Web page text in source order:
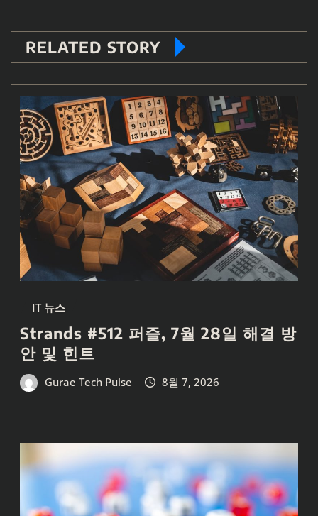
RELATED STORY
IT 뉴스
Strands #512 퍼즐, 7월 28일 해결 방
안 및 힌트
Gurae Tech Pulse 8월 7, 2026